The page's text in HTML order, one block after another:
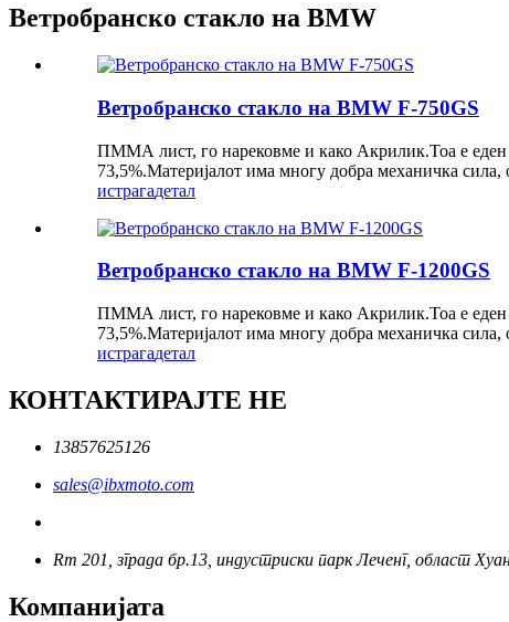
Ветробранско стакло на BMW
Ветробранско стакло на BMW F-750GS
ПММА лист, го нарековме и како Акрилик.Тоа е еден
73,5%.Материјалот има многу добра механичка сила,
истрагадетал
Ветробранско стакло на BMW F-1200GS
ПММА лист, го нарековме и како Акрилик.Тоа е еден
73,5%.Материјалот има многу добра механичка сила,
истрагадетал
КОНТАКТИРАЈТЕ НЕ
13857625126
sales@ibxmoto.com
Rm 201, зграда бр.13, индустриски парк Леченг, област
Компанијата